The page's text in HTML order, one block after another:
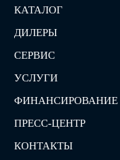
КАТАЛОГ
ДИЛЕРЫ
СЕРВИС
УСЛУГИ
ФИНАНСИРОВАНИЕ
ПРЕСС-ЦЕНТР
КОНТАКТЫ